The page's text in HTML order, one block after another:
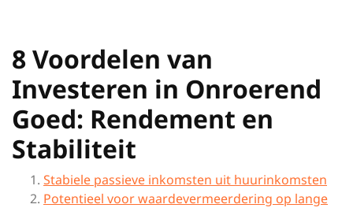
8 Voordelen van
Investeren in Onroerend
Goed: Rendement en
Stabiliteit
Stabiele passieve inkomsten uit huurinkomsten
Potentieel voor waardevermeerdering op lange